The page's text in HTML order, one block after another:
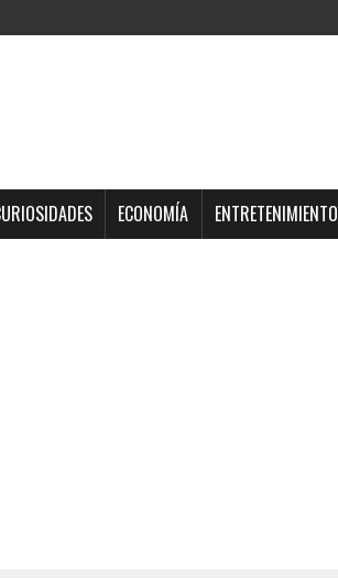
ECONOMÍA ENTRETENIMIENTO